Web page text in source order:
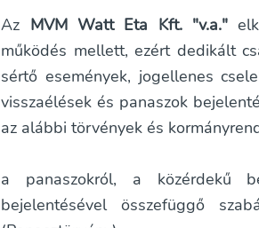
Az MVM Watt Eta Kft. "v.a."
működés mellett, ezért dedikált
sértő események, jogellenes
visszaélések és panaszok
az alábbi törvények és
a panaszokról, a közérdekű
bejelentésével összefüggő